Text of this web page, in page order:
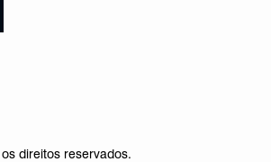
direitos reservados.